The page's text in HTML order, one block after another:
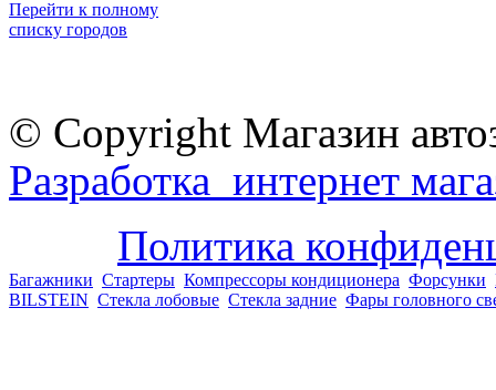
Перейти к полному
списку городов
© Copyright Магазин
Разработка интернет
Политика
Багажники Стартеры Компрессоры кондиционера Форсунки
BILSTEIN Стекла лобовые Стекла задние Фары головного